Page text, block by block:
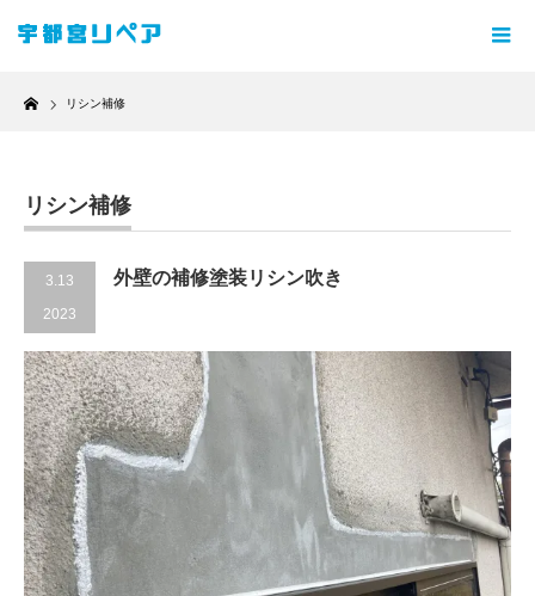
Home
リシン補修
リシン補修
3.13
2023
外壁の補修塗装リシン吹き